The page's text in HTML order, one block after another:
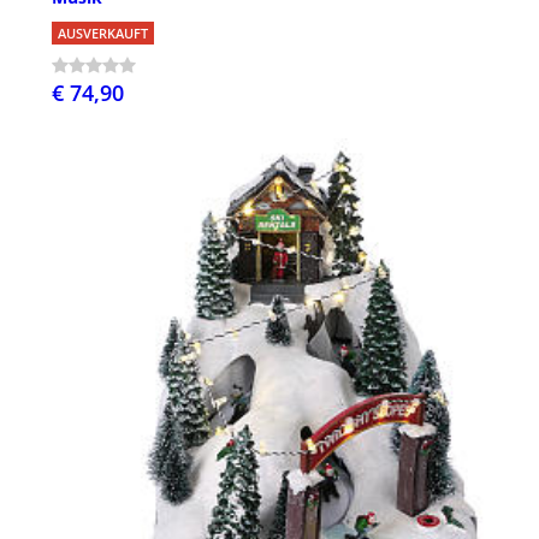
AUSVERKAUFT
€ 74,90